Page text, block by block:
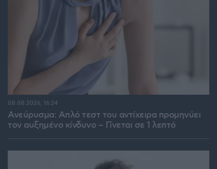
Ανεύρυσμα: Απλό τεστ του αντίχειρα προμηνύει
τον αυξημένο κίνδυνο – Γίνεται σε 1 λεπτό
08.08.2026, 16:24